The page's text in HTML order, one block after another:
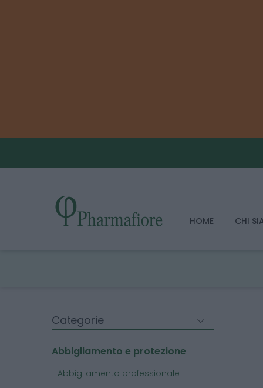
HOME CHI
Categorie
Abbigliamento e protezione
Abbigliamento professionale